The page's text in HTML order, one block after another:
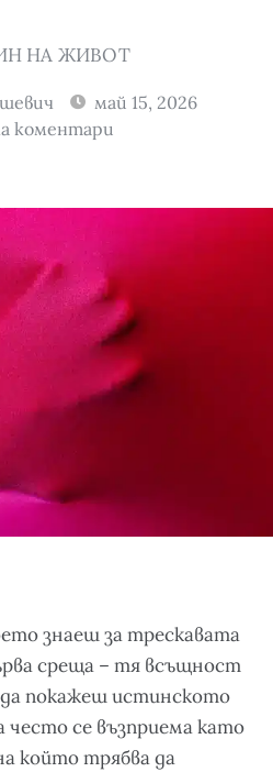
НА ЖИВОТ
май 15, 2026
коментари
знаеш за трескавата
среща – тя всъщност
покажеш истинското
често се възприема като
който трябва да